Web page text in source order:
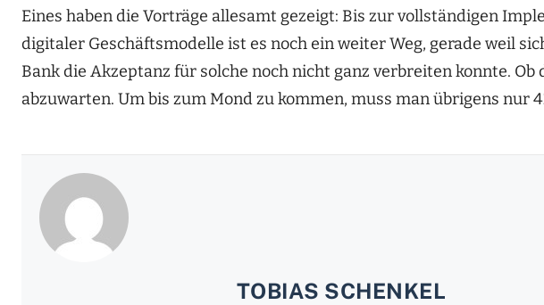
Eines haben die Vorträge allesamt gezeigt: Bis zur vollständigen
digitaler Geschäftsmodelle ist es noch ein weiter Weg, gerade weil
Bank die Akzeptanz für solche noch nicht ganz verbreiten konnte.
abzuwarten. Um bis zum Mond zu kommen, muss man übrigens nur
TOBIAS SCHENKEL